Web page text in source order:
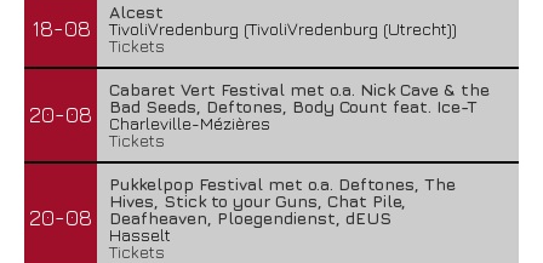
18-08
Alcest
TivoliVredenburg (TivoliVredenburg (Utrecht))
Tickets
20-08
Cabaret Vert Festival met o.a. Nick Cave & the
Bad Seeds, Deftones, Body Count feat. Ice-T
Charleville-Mézières
Tickets
20-08
Pukkelpop Festival met o.a. Deftones, The
Hives, Stick to your Guns, Chat Pile,
Deafheaven, Ploegendienst, dEUS
Hasselt
Tickets